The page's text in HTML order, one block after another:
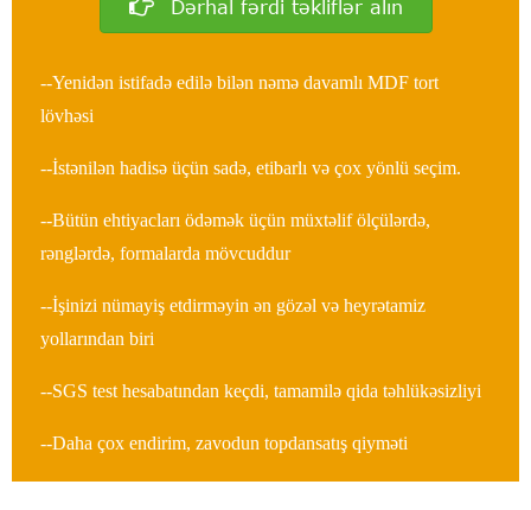
Dərhal fərdi təkliflər alın
--Yenidən istifadə edilə bilən nəmə davamlı MDF tort
lövhəsi
--İstənilən hadisə üçün sadə, etibarlı və çox yönlü seçim.
--Bütün ehtiyacları ödəmək üçün müxtəlif ölçülərdə,
rənglərdə, formalarda mövcuddur
--İşinizi nümayiş etdirməyin ən gözəl və heyrətamiz
yollarından biri
--SGS test hesabatından keçdi, tamamilə qida təhlükəsizliyi
--Daha çox endirim, zavodun topdansatış qiyməti